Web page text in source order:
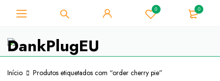
0 0
Início Produtos etiquetados com “order cherry pie”
Para os amantes de ervas
daninhas - Obtenha o desconto
- Código de cupão "WELCOME10"